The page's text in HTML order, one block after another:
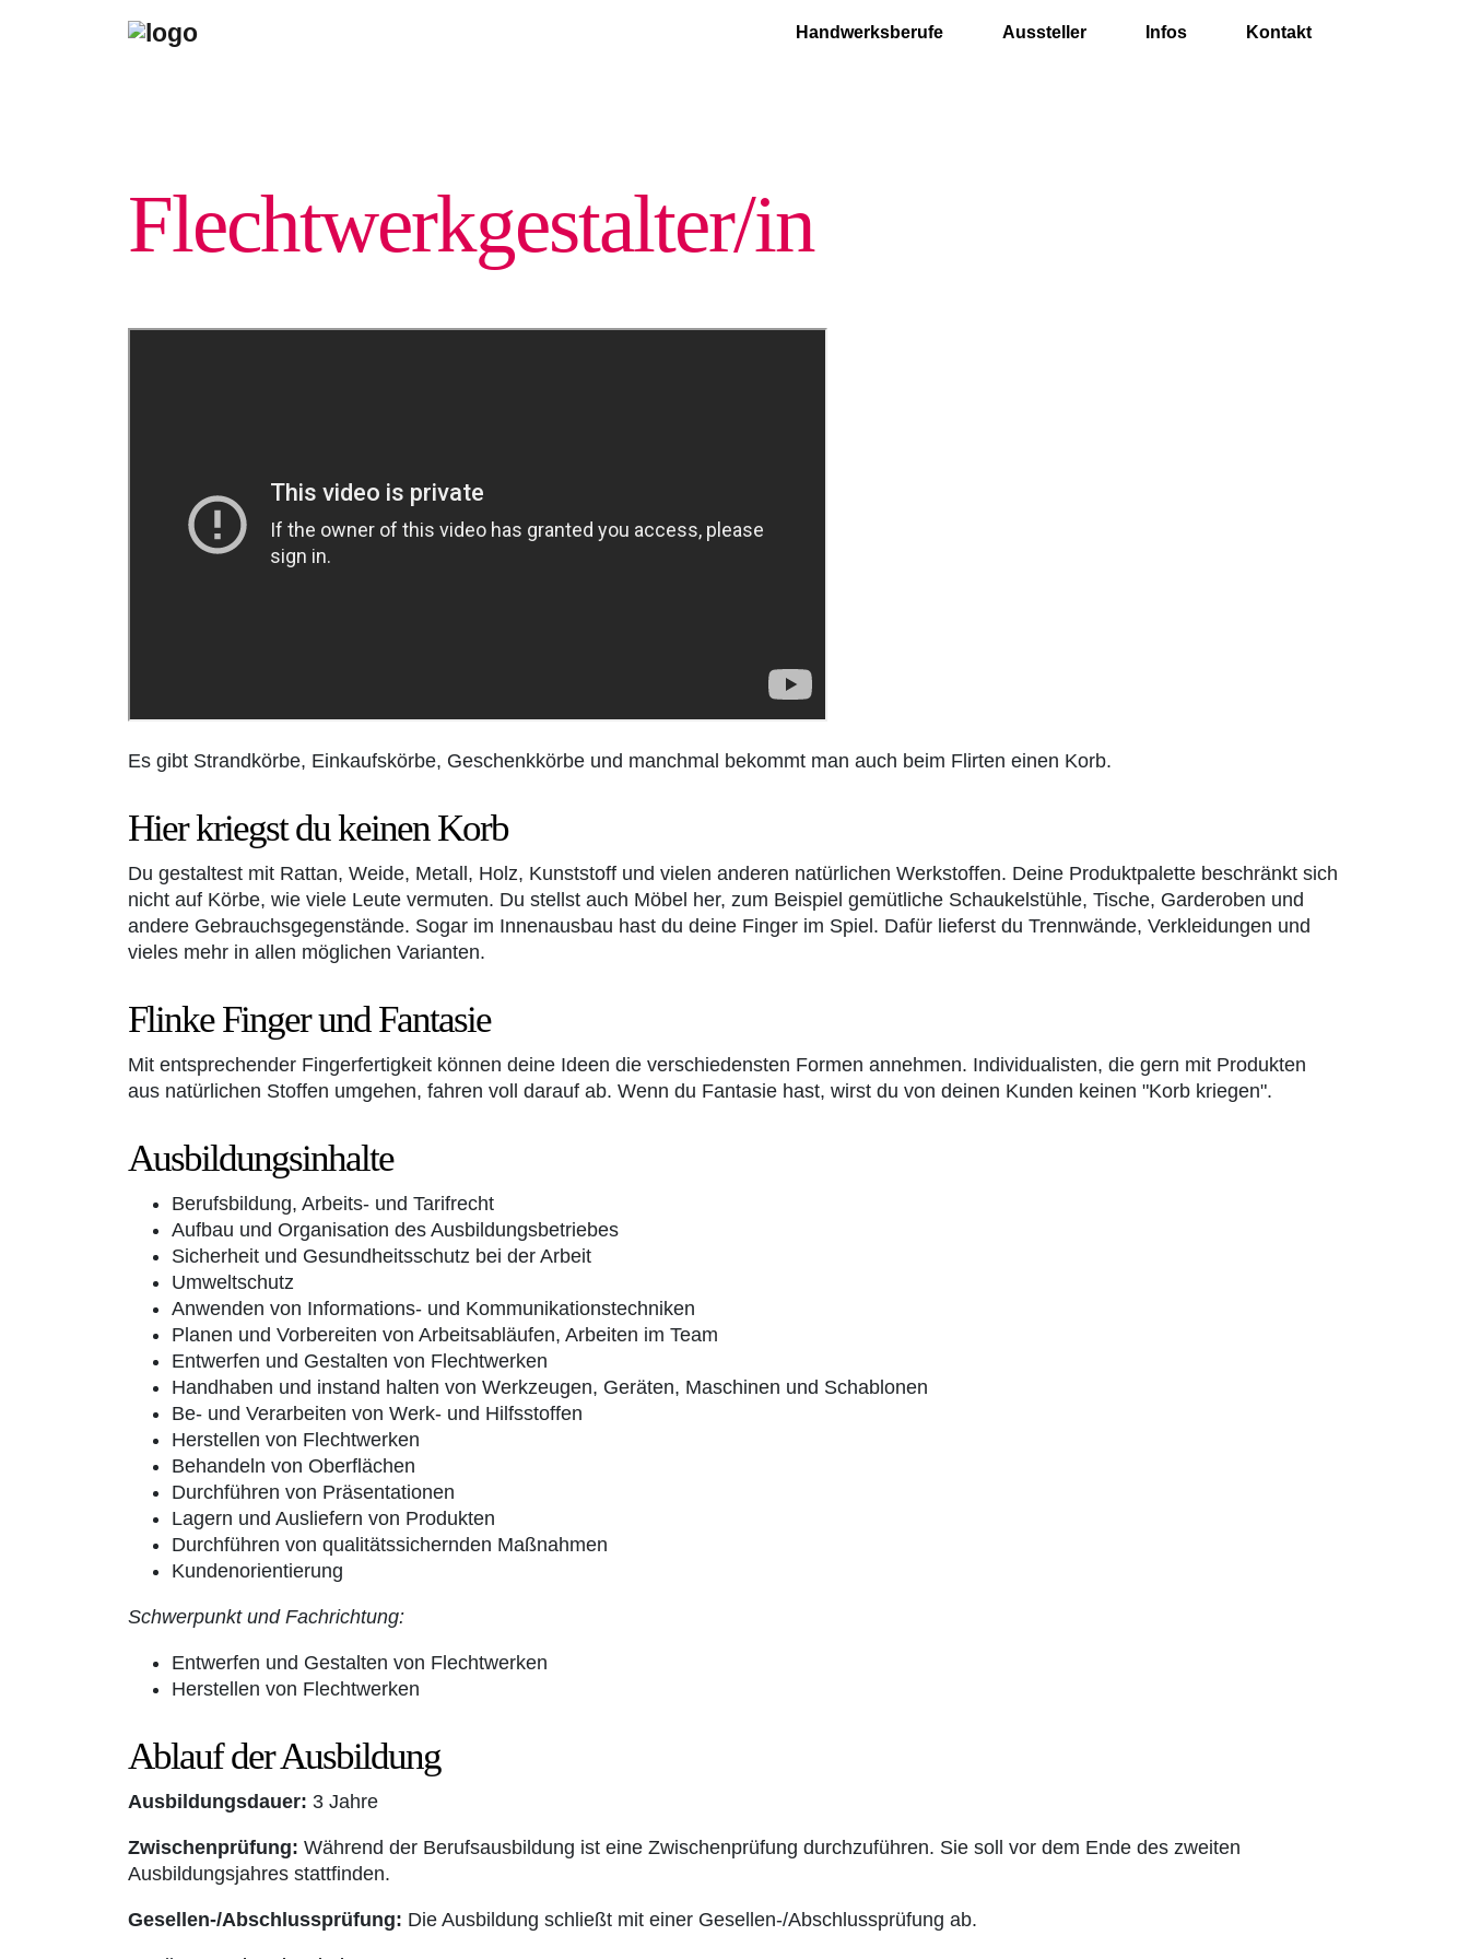
Handwerksberufe Aussteller Infos Kontakt
Flechtwerk­gestalter/in
Es gibt Strandkörbe, Einkaufskörbe, Geschenkkörbe und manchmal bekommt man auch beim Flirten einen Korb.
Hier kriegst du keinen Korb
Du gestaltest mit Rattan, Weide, Metall, Holz, Kunststoff und vielen anderen natürlichen Werkstoffen. Deine Produktpalette beschränkt sich
nicht auf Körbe, wie viele Leute vermuten. Du stellst auch Möbel her, zum Beispiel gemütliche Schaukelstühle, Tische, Garderoben und
andere Gebrauchsgegenstände. Sogar im Innenausbau hast du deine Finger im Spiel. Dafür lieferst du Trennwände, Verkleidungen und
vieles mehr in allen möglichen Varianten.
Flinke Finger und Fantasie
Mit entsprechender Fingerfertigkeit können deine Ideen die verschiedensten Formen annehmen. Individualisten, die gern mit Produkten
aus natürlichen Stoffen umgehen, fahren voll darauf ab. Wenn du Fantasie hast, wirst du von deinen Kunden keinen "Korb kriegen".
Ausbildungsinhalte
Berufsbildung, Arbeits- und Tarifrecht
Aufbau und Organisation des Ausbildungsbetriebes
Sicherheit und Gesundheitsschutz bei der Arbeit
Umweltschutz
Anwenden von Informations- und Kommunikationstechniken
Planen und Vorbereiten von Arbeitsabläufen, Arbeiten im Team
Entwerfen und Gestalten von Flechtwerken
Handhaben und instand halten von Werkzeugen, Geräten, Maschinen und Schablonen
Be- und Verarbeiten von Werk- und Hilfsstoffen
Herstellen von Flechtwerken
Behandeln von Oberflächen
Durchführen von Präsentationen
Lagern und Ausliefern von Produkten
Durchführen von qualitätssichernden Maßnahmen
Kundenorientierung
Schwerpunkt und Fachrichtung:
Entwerfen und Gestalten von Flechtwerken
Herstellen von Flechtwerken
Ablauf der Ausbildung
Ausbildungsdauer: 3 Jahre
Zwischenprüfung: Während der Berufsausbildung ist eine Zwischenprüfung durchzuführen. Sie soll vor dem Ende des zweiten
Ausbildungsjahres stattfinden.
Gesellen-/Abschlussprüfung: Die Ausbildung schließt mit einer Gesellen-/Abschlussprüfung ab.